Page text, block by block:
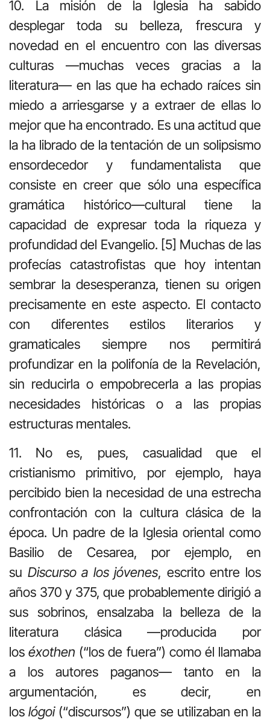
10. La misión de la Iglesia ha sabido
desplegar toda su belleza, frescura y
novedad en el encuentro con las diversas
culturas —muchas veces gracias a la
literatura— en las que ha echado raíces sin
miedo a arriesgarse y a extraer de ellas lo
mejor que ha encontrado. Es una actitud que
la ha librado de la tentación de un solipsismo
ensordecedor y fundamentalista que
consiste en creer que sólo una específica
gramática histórico—cultural tiene la
capacidad de expresar toda la riqueza y
profundidad del Evangelio. [5] Muchas de las
profecías catastrofistas que hoy intentan
sembrar la desesperanza, tienen su origen
precisamente en este aspecto. El contacto
con diferentes estilos literarios y
gramaticales siempre nos permitirá
profundizar en la polifonía de la Revelación,
sin reducirla o empobrecerla a las propias
necesidades históricas o a las propias
estructuras mentales.
11. No es, pues, casualidad que el
cristianismo primitivo, por ejemplo, haya
percibido bien la necesidad de una estrecha
confrontación con la cultura clásica de la
época. Un padre de la Iglesia oriental como
Basilio de Cesarea, por ejemplo, en
su Discurso a los jóvenes, escrito entre los
años 370 y 375, que probablemente dirigió a
sus sobrinos, ensalzaba la belleza de la
literatura clásica —producida por
loséxothen (“los de fuera”) como él llamaba
a los autores paganos— tanto en la
argumentación, es decir, en
loslógoi(“discursos”) que se utilizaban en la